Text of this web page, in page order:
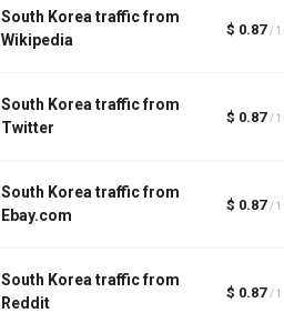
South Korea traffic from
Wikipedia
$ 0.87 /
South Korea traffic from
Twitter
$ 0.87 /
South Korea traffic from
Ebay.com
$ 0.87 /
South Korea traffic from
Reddit
$ 0.87 /